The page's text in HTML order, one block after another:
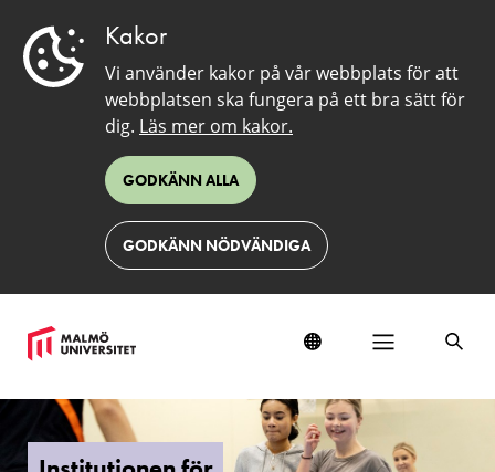
Kakor
Vi använder kakor på vår webbplats för att
webbplatsen ska fungera på ett bra sätt för
dig. Läs mer om kakor.
GODKÄNN ALLA
GODKÄNN NÖDVÄNDIGA
Institutionen
för
idrottsvetenskap